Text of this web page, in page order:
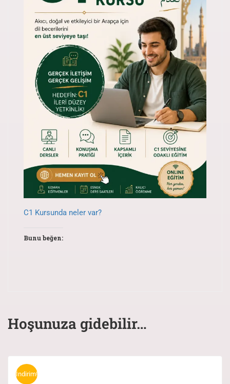
C1 Kursunda neler var?
Bunu beğen:
Hoşunuza gidebilir…
İndirim!